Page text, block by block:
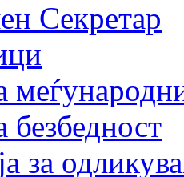
Секретар
безбедност
за